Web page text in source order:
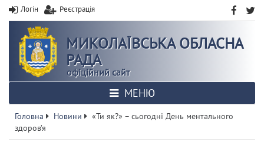
Логін Реєстрація
МИКОЛАЇВСЬКА ОБЛАСНА
РАДА
офіційний сайт
МЕНЮ
Головна Новини
«Ти як?» – сьогодні День ментального
здоров’я